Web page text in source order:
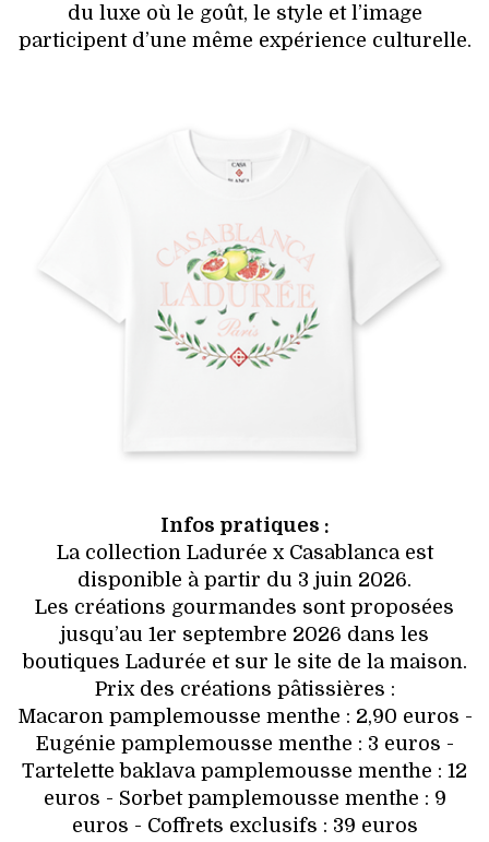
du luxe où le goût, le style et l’image
participent d’une même expérience culturelle.
Infos pratiques :
La collection Ladurée x Casablanca est
disponible à partir du 3 juin 2026.
Les créations gourmandes sont proposées
jusqu’au 1er septembre 2026 dans les
boutiques Ladurée et sur le site de la maison.
Prix des créations pâtissières :
Macaron pamplemousse menthe : 2,90 euros -
Eugénie pamplemousse menthe : 3 euros -
Tartelette baklava pamplemousse menthe : 12
euros - Sorbet pamplemousse menthe : 9
euros - Coffrets exclusifs : 39 euros